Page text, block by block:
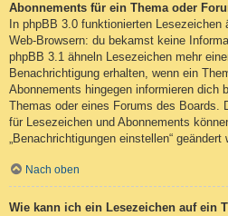
Abonnements für ein Thema oder
In phpBB 3.0 funktionierten
Web-Browsern: du bekamst keine
phpBB 3.1 ähneln Lesezeichen mehr
Benachrichtigung erhalten, wenn ein
Abonnements hingegen informieren dich
Themas oder eines Forums des Boards.
für Lesezeichen und Abonnements
„Benachrichtigungen einstellen“ geändert
Nach oben
Wie kann ich ein Lesezeichen auf ein